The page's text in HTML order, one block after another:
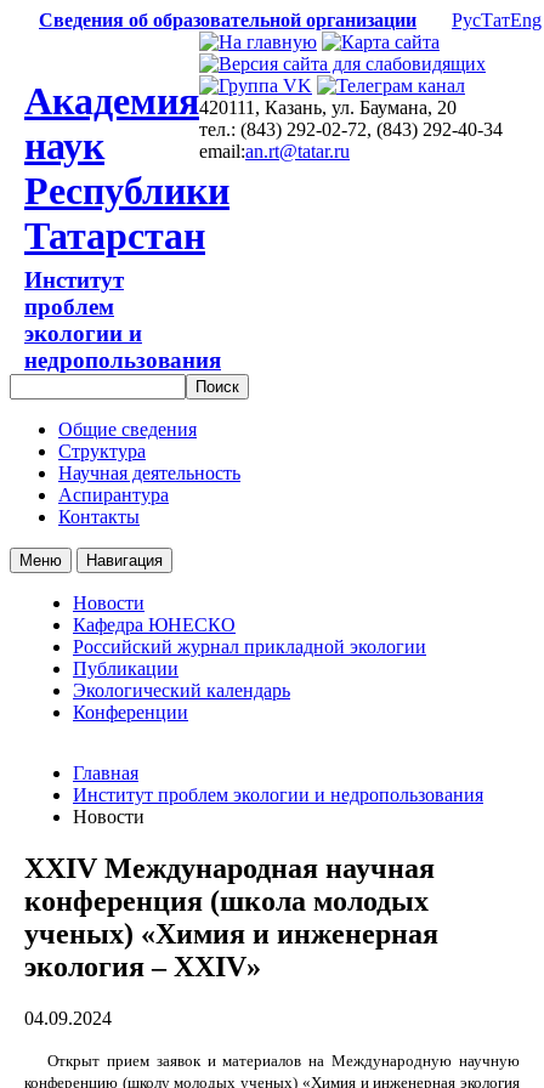
Сведения об образовательной организации РусТатEng
Академия
наук
Республики
Татарстан
Институт
проблем
экологии и
недропользования
420111, Казань, ул. Баумана, 20
тел.: (843) 292-02-72, (843) 292-40-34
email:an.rt@tatar.ru
Общие сведения
Структура
Научная деятельность
Аспирантура
Контакты
Меню Навигация
Новости
Кафедра ЮНЕСКО
Российский журнал прикладной экологии
Публикации
Экологический календарь
Конференции
Главная
Институт проблем экологии и недропользования
Новости
XXIV Международная научная
конференция (школа молодых
ученых) «Химия и инженерная
экология – XXIV»
04.09.2024
Открыт прием заявок и материалов наМеждународную научную
конференцию (школу молодых ученых) «Химия и инженерная экология